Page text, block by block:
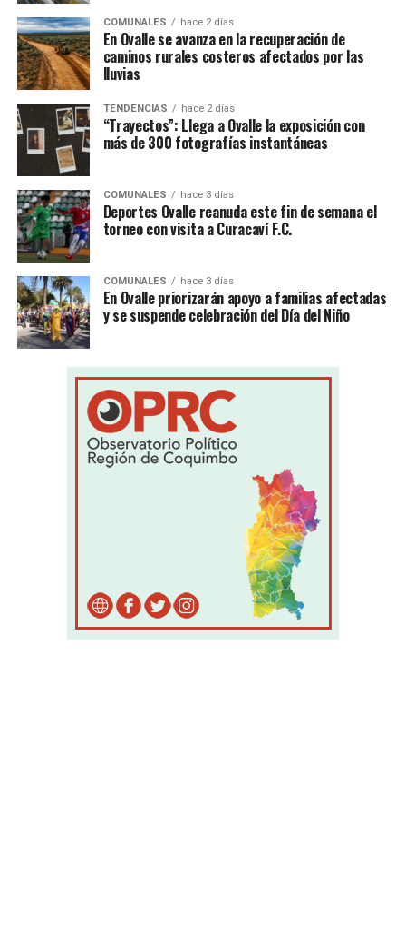
COMUNALES hace 2 días
En Ovalle se avanza en la recuperación de
caminos rurales costeros afectados por las
lluvias
TENDENCIAS hace 2 días
“Trayectos”: Llega a Ovalle la exposición con
más de 300 fotografías instantáneas
COMUNALES hace 3 días
Deportes Ovalle reanuda este fin de semana el
torneo con visita a Curacaví F.C.
COMUNALES hace 3 días
En Ovalle priorizarán apoyo a familias afectadas
y se suspende celebración del Día del Niño